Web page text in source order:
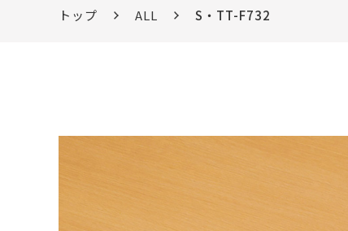
トップ ALL S・TT-F732